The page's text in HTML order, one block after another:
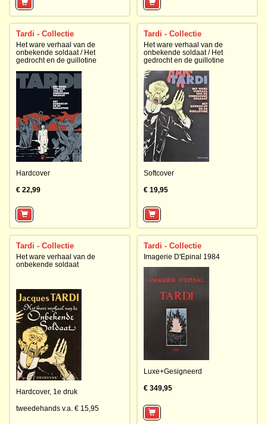
Tardi - Collectie
Het ware verhaal van de
onbekende soldaat / Het
gedrocht en de guillotine
Hardcover
€ 22,99
Tardi - Collectie
Het ware verhaal van de
onbekende soldaat / Het
gedrocht en de guillotine
Softcover
€ 19,95
Tardi - Collectie
Het ware verhaal van de
onbekende soldaat
Hardcover, 1e druk
tweedehands v.a. € 15,95
Tardi - Collectie
Imagerie D'Epinal 1984
Luxe+Gesigneerd
€ 349,95